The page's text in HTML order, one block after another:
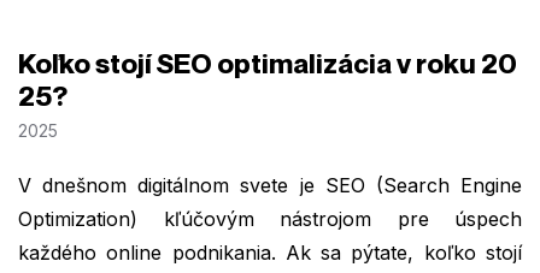
Koľko stojí SEO optimalizácia v roku 20
25?
2025
V dnešnom digitálnom svete je SEO (Search Engine
Optimization) kľúčovým nástrojom pre úspech
každého online podnikania. Ak sa pýtate, koľko stojí